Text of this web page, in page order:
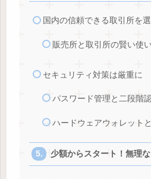
国内の信頼できる取引所を
販売所と取引所の賢い使
セキュリティ対策は厳重に
パスワード管理と二段階
ハードウェアウォレット
少額からスタート！無理